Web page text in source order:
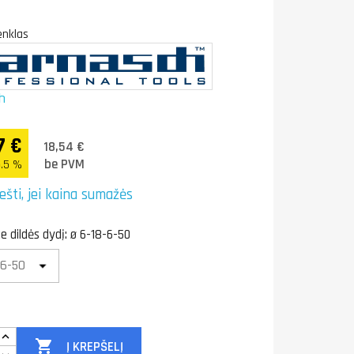
€
%
18,54 €
be PVM
jei kaina sumažės
dildės dydį: ø 6-18-6-50
 Į KREPŠELĮ